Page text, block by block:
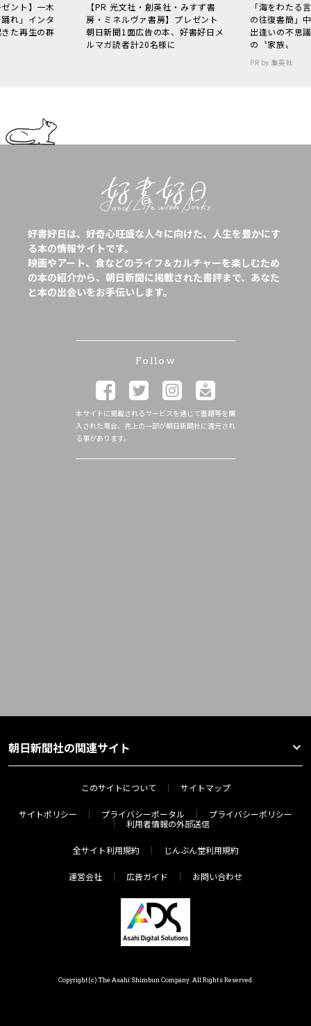
ント】一木
れ」インタ
た再生の群
【PR 光文社・創英社・みすず書
房・ミネルヴァ書房】プレゼント
朝日新聞1面広告の本、好書好日メ
ルマガ読者計20名様に
「海をわた
の往復書簡」
出逢いの不思
の〝家族〟
PR by 集英社
好書好日は、好奇心旺盛な人々に向けた、人生を豊かにす
る本の情報サイトです。
映画やアート、食などのライフ＆カルチャーを楽しむため
の本の紹介から、朝日新聞に掲載された書評まで、あなた
と本の出会いをお手伝いします。
Follow
本サイトに掲載されるサービスを通じて書籍等を購
入された場合、売上の一部が朝日新聞社に還元され
る事があります。
朝日新聞社の関連サイト
このサイトについて サイトマップ
サイトポリシー プライバシーポータル
プライバシーポリシー
利用者情報の外部送信
全サイト利用規約 じんぶん堂利用規約
運営会社 広告ガイド お問い合わせ
Copyright(c) The Asahi Shimbun Company. All Rights Reserved.